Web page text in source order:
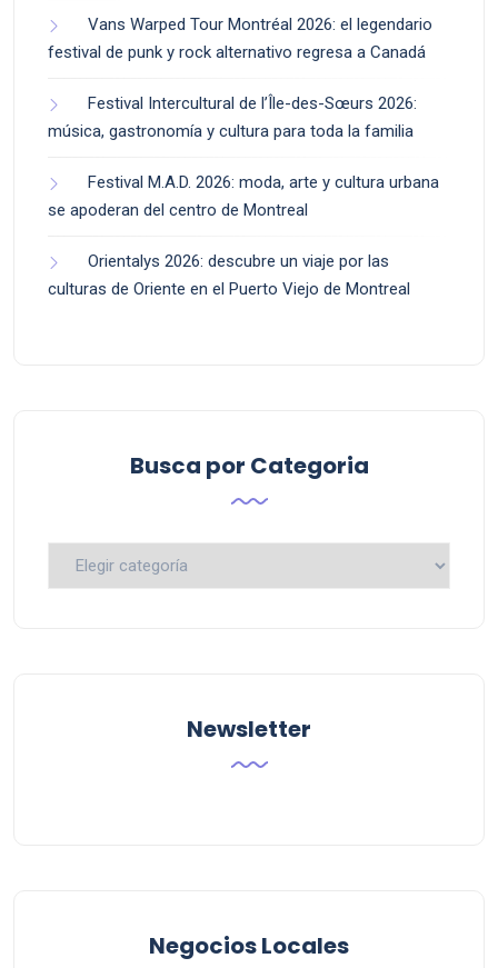
Vans Warped Tour Montréal 2026: el legendario
festival de punk y rock alternativo regresa a Canadá
Festival Intercultural de l’Île-des-Sœurs 2026:
música, gastronomía y cultura para toda la familia
Festival M.A.D. 2026: moda, arte y cultura urbana
se apoderan del centro de Montreal
Orientalys 2026: descubre un viaje por las
culturas de Oriente en el Puerto Viejo de Montreal
Busca por Categoria
Busca
Newsletter
Negocios Locales